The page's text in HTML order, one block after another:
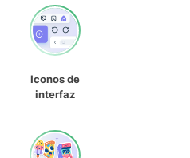
Iconos de
interfaz